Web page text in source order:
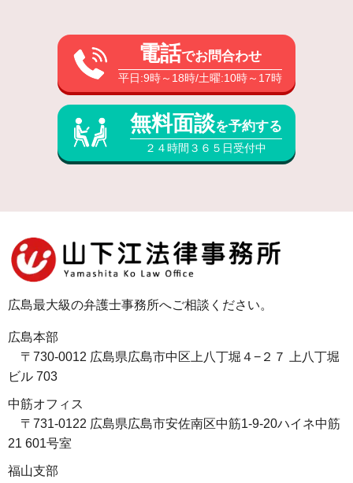
電話でお問合わせ
平日:9時～18時/土曜:10時～17時
無料面談を予約する
２４時間３６５日受付中
広島最大級の弁護士事務所へご相談ください。
広島本部
〒730-0012 広島県広島市中区上八丁堀４−２７ 上八丁堀
ビル 703
中筋オフィス
〒731-0122 広島県広島市安佐南区中筋1-9-20ハイネ中筋
21 601号室
福山支部